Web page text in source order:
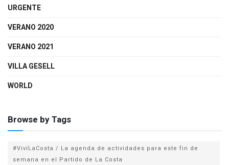
URGENTE
VERANO 2020
VERANO 2021
VILLA GESELL
WORLD
Browse by Tags
#VivíLaCosta / La agenda de actividades para este fin de
semana en el Partido de La Costa